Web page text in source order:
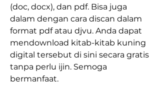
(doc, docx), dan pdf. Bisa juga
dalam dengan cara discan dalam
format pdf atau djvu. Anda dapat
mendownload kitab-kitab kuning
digital tersebut di sini secara gratis
tanpa perlu ijin. Semoga
bermanfaat.